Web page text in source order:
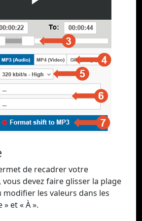
de recadrer votre
devez faire glisser la plage
modifier les valeurs dans les
» et « À ».